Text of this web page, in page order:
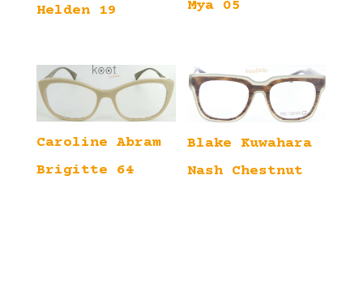
Helden 19
Mya 05
Caroline Abram
Brigitte 64
Blake Kuwahara
Nash Chestnut